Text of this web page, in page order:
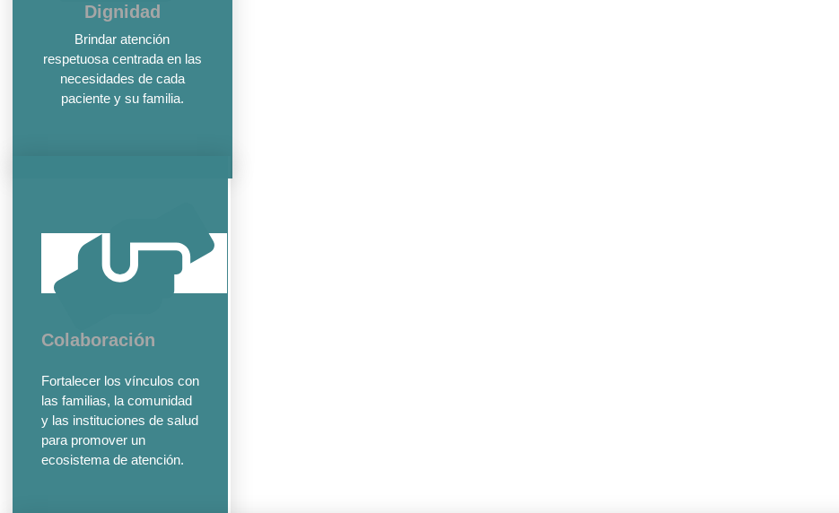
Dignidad
Brindar atención
respetuosa centrada en las
necesidades de cada
paciente y su familia.
Colaboración
Fortalecer los vínculos con
las familias, la comunidad
y las instituciones de salud
para promover un
ecosistema de atención.